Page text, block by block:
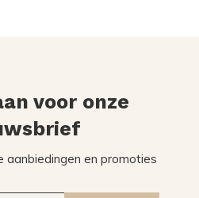
voor onze
aanbiedingen en promoties